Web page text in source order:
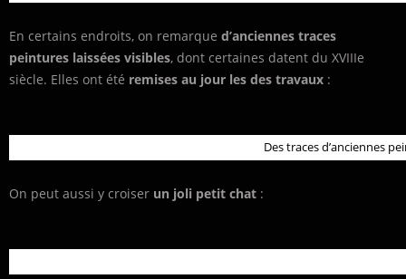
En certains endroits, on remarque d’anciennes traces
peintures laissées visibles, dont certaines datent du XVIIIe
siècle. Elles ont été remises au jour les des travaux :
Des traces d’anciennes
On peut aussi y croiser un joli petit chat :